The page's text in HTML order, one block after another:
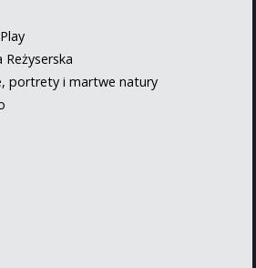
Reżyserska
portrety i martwe natury